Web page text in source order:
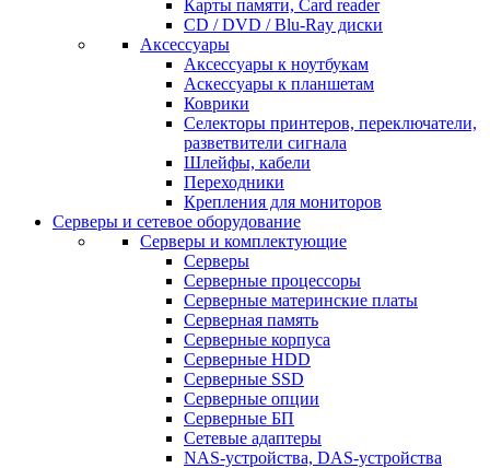
Карты памяти, Card reader
CD / DVD / Blu-Ray диски
Аксессуары
Аксессуары к ноутбукам
Аскессуары к планшетам
Коврики
Селекторы принтеров, переключатели,
разветвители сигнала
Шлейфы, кабели
Переходники
Крепления для мониторов
Серверы и сетевое оборудование
Серверы и комплектующие
Серверы
Серверные процессоры
Серверные материнские платы
Серверная память
Серверные корпуса
Серверные HDD
Серверные SSD
Серверные опции
Серверные БП
Сетевые адаптеры
NAS-устройства, DAS-устройства